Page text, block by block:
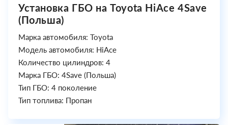
Установка ГБО на Toyota HiAce 4Save
(Польша)
Марка автомобиля: Toyota
Модель автомобиля: HiAce
Количество цилиндров: 4
Марка ГБО: 4Save (Польша)
Тип ГБО: 4 поколение
Тип топлива: Пропан